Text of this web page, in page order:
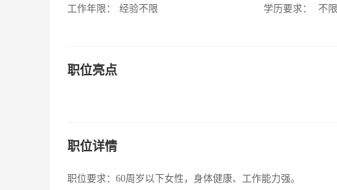
工作年限：
经验不限
学历要求：
不限
职位亮点
职位详情
职位要求：60周岁以下女性，身体健康、工作能力强。